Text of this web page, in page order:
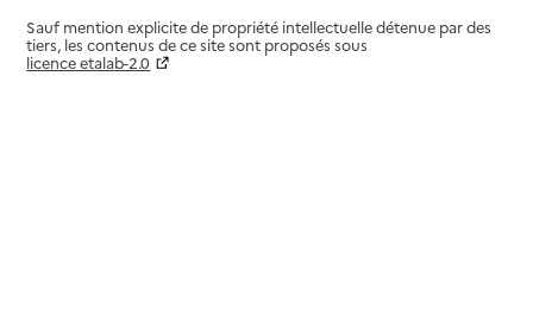
Sauf mention explicite de propriété intellectuelle détenue par des
tiers, les contenus de ce site sont proposés sous
licence etalab-2.0